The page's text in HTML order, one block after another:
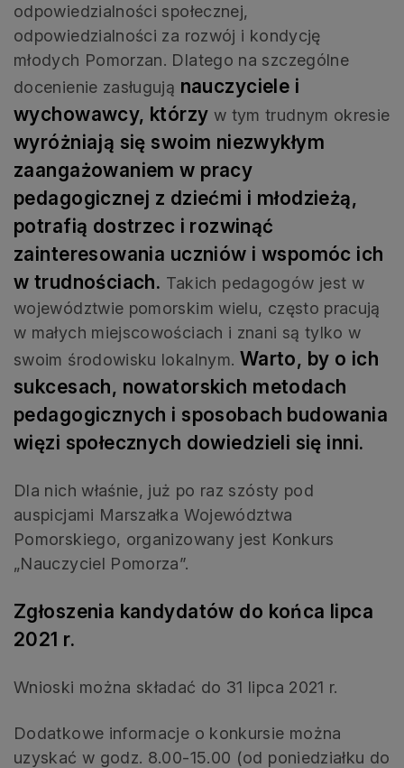
odpowiedzialności społecznej,
odpowiedzialności za rozwój i kondycję
młodych Pomorzan. Dlatego na szczególne
docenienie zasługują nauczyciele i
wychowawcy, którzy w tym trudnym okresie
wyróżniają się swoim niezwykłym
zaangażowaniem w pracy
pedagogicznej z dziećmi i młodzieżą,
potrafią dostrzec i rozwinąć
zainteresowania uczniów i wspomóc ich
w trudnościach. Takich pedagogów jest w
województwie pomorskim wielu, często pracują
w małych miejscowościach i znani są tylko w
swoim środowisku lokalnym. Warto, by o ich
sukcesach, nowatorskich metodach
pedagogicznych i sposobach budowania
więzi społecznych dowiedzieli się inni.
Dla nich właśnie, już po raz szósty pod
auspicjami Marszałka Województwa
Pomorskiego, organizowany jest Konkurs
„Nauczyciel Pomorza”.
Zgłoszenia kandydatów do końca lipca
2021 r.
Wnioski można składać do 31 lipca 2021 r.
Dodatkowe informacje o konkursie można
uzyskać w godz. 8.00-15.00 (od poniedziałku do